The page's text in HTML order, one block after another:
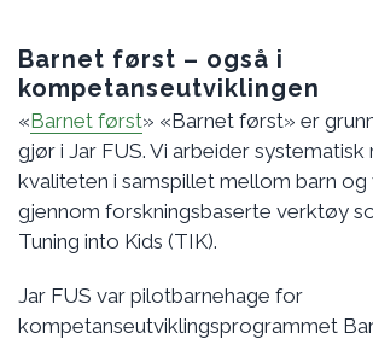
Barnet først – også i
kompetanseutviklingen
«Barnet først» «Barnet først» er
gjør i Jar FUS. Vi arbeider systematisk
kvaliteten i samspillet mellom barn og
gjennom forskningsbaserte verktøy
Tuning into Kids (TIK).
Jar FUS var pilotbarnehage for
kompetanseutviklingsprogrammet